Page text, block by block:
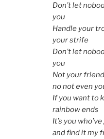
Don’t let
you
Handle your
your strife
Don’t let
you
Not your
no not even
If you want to
rainbow ends
It’s you
and find it my